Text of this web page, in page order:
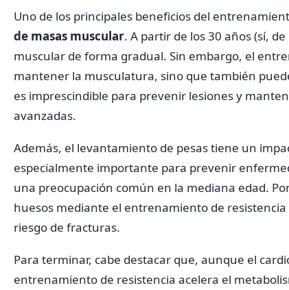
Uno de los principales beneficios del
de masas muscular. A partir de los 30 años (sí,
muscular de forma gradual. Sin embargo, el
mantener la musculatura, sino que también
es imprescindible para prevenir lesiones y
avanzadas.
Además, el levantamiento de pesas tiene un
especialmente importante para prevenir
una preocupación común en la mediana edad.
huesos mediante el entrenamiento de
riesgo de fracturas.
Para terminar, cabe destacar que, aunque el
entrenamiento de resistencia acelera el